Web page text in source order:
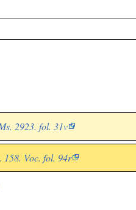
2923. fol. 31v
158. Voc. fol. 94r